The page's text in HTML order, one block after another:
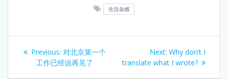
生活杂感
Post
navigation
Previous: Previous
post:
对北京第一个
工作已经说再见了
Next: Next
post:
Why don’t I
translate what I wrote?